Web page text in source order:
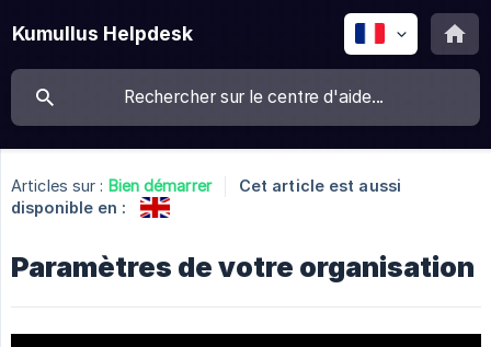
Kumullus Helpdesk
Articles sur : Bien démarrer
Cet article est aussi
disponible en :
Paramètres de votre organisation